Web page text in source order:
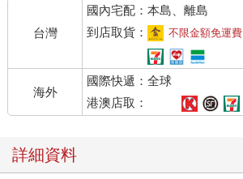
台灣
國內宅配：本島、離島
到店取貨：
不限金額免運費
海外
國際快遞：全球
港澳店取：
詳細資料